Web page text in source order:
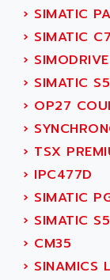
MINICOR
631
DBS
CQM1H
ESG
TP27
MDS
VSF
ANATEL
ANCA
ANCAR
› SIMATIC
› SIMATIC
›
› SIMATIC S5
› OP27
›
› TSX
› IPC477D
› SIMATIC
› SIMATIC
› CM35
› SINAMICS